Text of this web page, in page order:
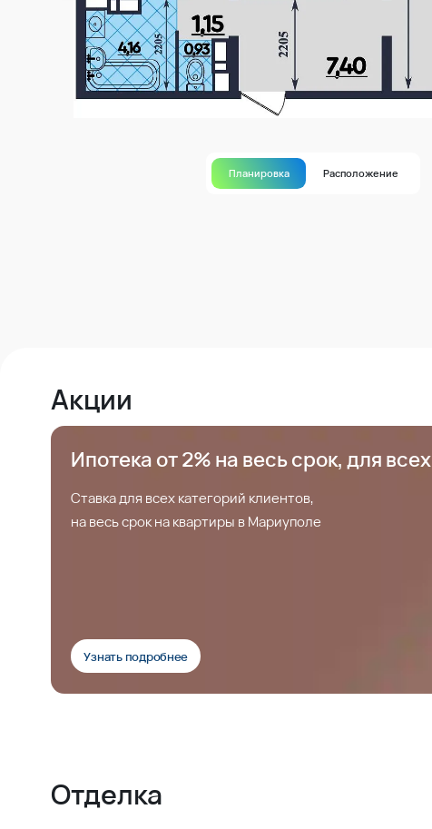
Планировка Расположение
Акции
Ипотека от 2% на весь срок, для всех
Ставка для всех категорий клиентов,
на весь срок на квартиры в Мариуполе
Узнать подробнее
Отделка